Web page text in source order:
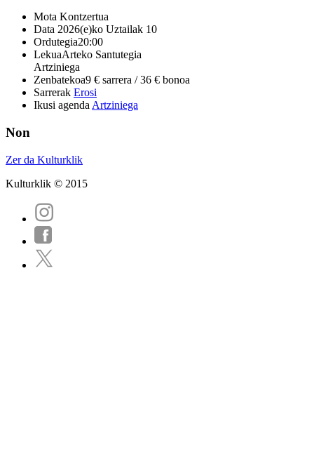
Mota Kontzertua
Data 2026(e)ko Uztailak 10
Ordutegia20:00
LekuaArteko Santutegia
Artziniega
Zenbatekoa9 € sarrera / 36 € bonoa
Sarrerak Erosi
Ikusi agenda Artziniega
Non
Zer da Kulturklik
Kulturklik © 2015